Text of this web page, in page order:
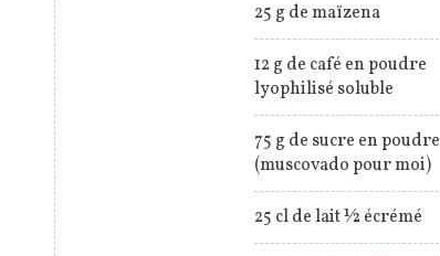
25 g de maïzena
12 g de café en poudre
lyophilisé soluble
75 g de sucre en poudre
(muscovado pour moi)
25 cl de lait ½ écrémé